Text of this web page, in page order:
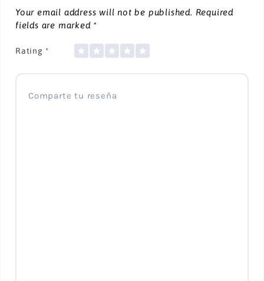
Your email address will not be published. Required
fields are marked *
Rating *